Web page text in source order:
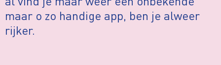
maar o zo handige app, ben je alweer
rijker.